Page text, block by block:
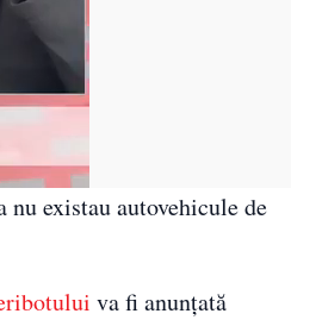
existau autovehicule de
va fi anunțată